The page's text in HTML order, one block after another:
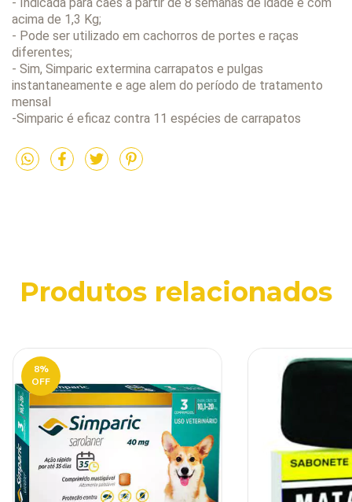
acima de 1,3 Kg;
- Pode ser utilizado em cachorros de portes e raças
diferentes;
- Sim, Simparic extermina carrapatos e pulgas
instantaneamente e age alem do período de tratamento
mensal
-Simparic é eficaz contra 11 espécies de carrapatos
Produtos relacionados
8%
OFF